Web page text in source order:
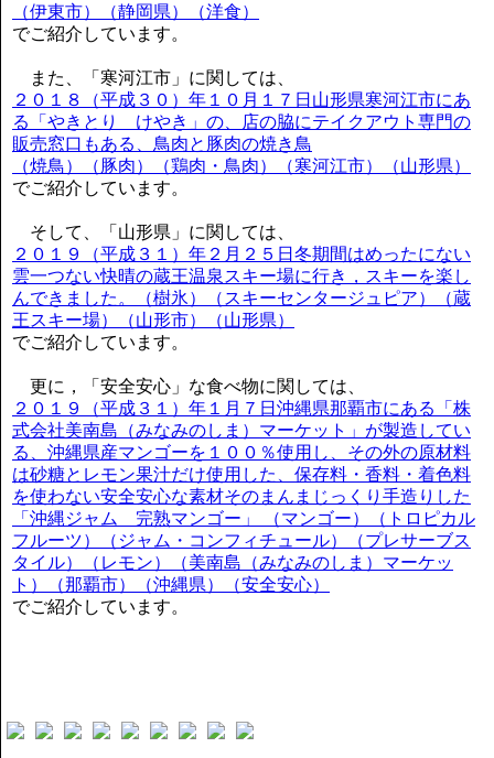
（伊東市）（静岡県）（洋食）
でご紹介しています。
また、「寒河江市」に関しては、
２０１８（平成３０）年１０月１７日山形県寒河江市にあ
る「やきとり けやき」の、店の脇にテイクアウト専門の
販売窓口もある、鳥肉と豚肉の焼き鳥
（焼鳥）（豚肉）（鶏肉・鳥肉）（寒河江市）（山形県）
でご紹介しています。
そして、「山形県」に関しては、
２０１９（平成３１）年２月２５日冬期間はめったにない
雲一つない快晴の蔵王温泉スキー場に行き，スキーを楽し
んできました。（樹氷）（スキーセンタージュピア）（蔵
王スキー場）（山形市）（山形県）
でご紹介しています。
更に，「安全安心」な食べ物に関しては、
２０１９（平成３１）年１月７日沖縄県那覇市にある「株
式会社美南島（みなみのしま）マーケット」が製造してい
る、沖縄県産マンゴーを１００％使用し、その外の原材料
は砂糖とレモン果汁だけ使用した、保存料・香料・着色料
を使わない安全安心な素材そのまんまじっくり手造りした
「沖縄ジャム 完熟マンゴー」 （マンゴー）（トロピカル
フルーツ）（ジャム・コンフィチュール）（プレサーブス
タイル）（レモン）（美南島（みなみのしま）マーケッ
ト）（那覇市）（沖縄県）（安全安心）
でご紹介しています。